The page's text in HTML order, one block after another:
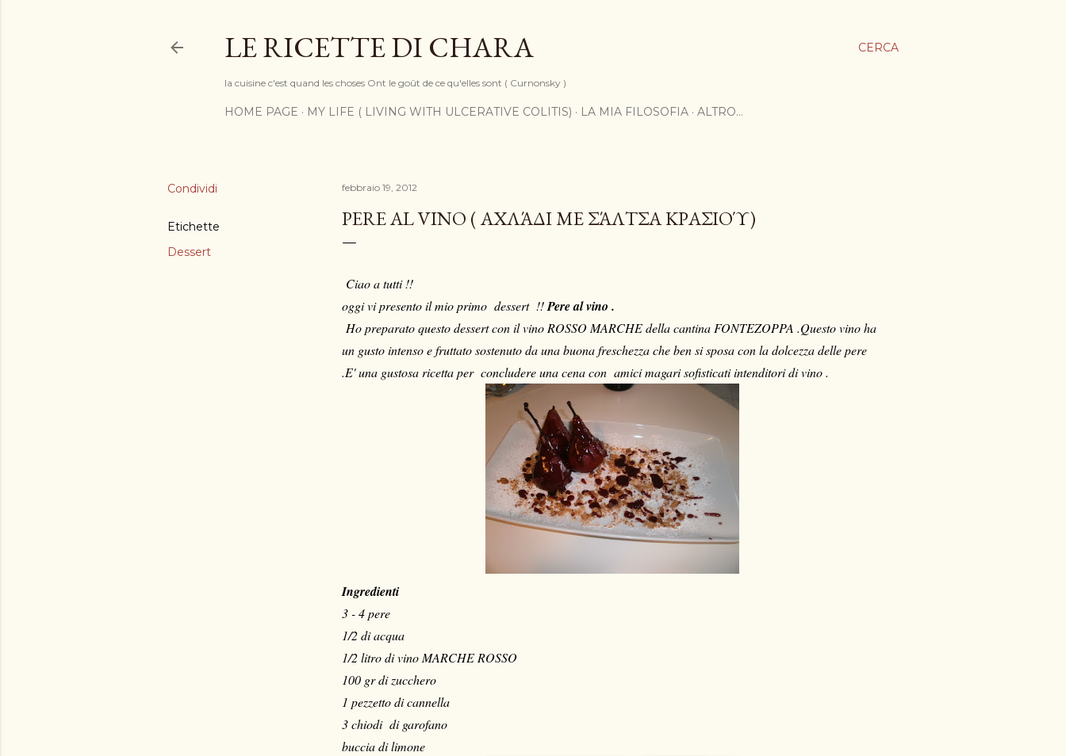
CERCA
LE RICETTE DI CHARA
la cuisine c'est quand les choses Ont le goût de ce qu'elles sont ( Curnonsky )
HOME PAGE MY LIFE ( LIVING WITH ULCERATIVE COLITIS) LA MIA FILOSOFIA ALTRO…
Condividi
Etichette
Dessert
febbraio 19, 2012
PERE AL VINO ( ΑΧΛΆΔΙ ΜΕ ΣΆΛΤΣΑ ΚΡΑΣΙOΎ)
Ciao a tutti !!
oggi vi presento il mio primo dessert !!Pere al vino .
Ho preparato questo dessert con il vino ROSSO MARCHE della cantina FONTEZOPPA .Questo vino ha
un gusto intenso e fruttato sostenuto da una buona freschezza che ben si sposa con la dolcezza delle pere
.E' una gustosa ricetta per concludere una cena con amici magari sofisticati intenditori di vino .
Ingredienti
3 - 4 pere
1/2 di acqua
1/2 litro di vino MARCHE ROSSO
100 gr di zucchero
1 pezzetto di cannella
3 chiodi di garofano
buccia di limone